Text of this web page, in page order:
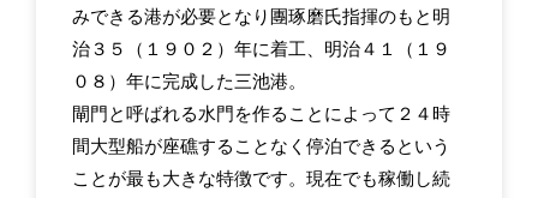
みできる港が必要となり團琢磨氏指揮のもと明
治３５（１９０２）年に着工、明治４１（１９
０８）年に完成した三池港。
閘門と呼ばれる水門を作ることによって２４時
間大型船が座礁することなく停泊できるという
ことが最も大きな特徴です。現在でも稼働し続